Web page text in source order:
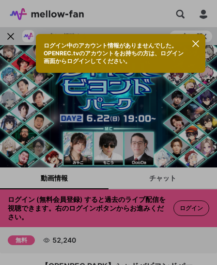
アプリで視聴する アプリで開く
動画情報 チャット
ログイン (無料会員登録) すると過去のライブ配信を
視聴できます。右のログインボタンからお進みくだ
さい。
ログイン
無料 52,240
ログイン中のアカウント情報がありませんでした。
OPENREC.tvのアカウントをお持ちの方は、ログイン
画面からログインしてください。